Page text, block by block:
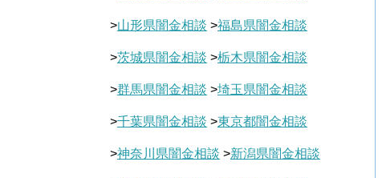
>山形県闇金相談 >福島県闇金相談
>茨城県闇金相談 >栃木県闇金相談
>群馬県闇金相談 >埼玉県闇金相談
>千葉県闇金相談 >東京都闇金相談
>神奈川県闇金相談 >新潟県闇金相談